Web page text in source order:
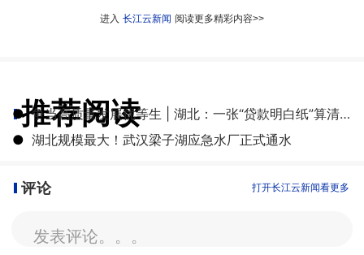
进入 长江云新闻 阅读更多精彩内容>>
推荐阅读
●
争当高质量发展优等生 | 湖北：一张“贷款明白纸”算清融资成本账
● 湖北规模最大！武汉梁子湖应急水厂正式通水
评论 打开长江云新闻看更多
发表评论。。。